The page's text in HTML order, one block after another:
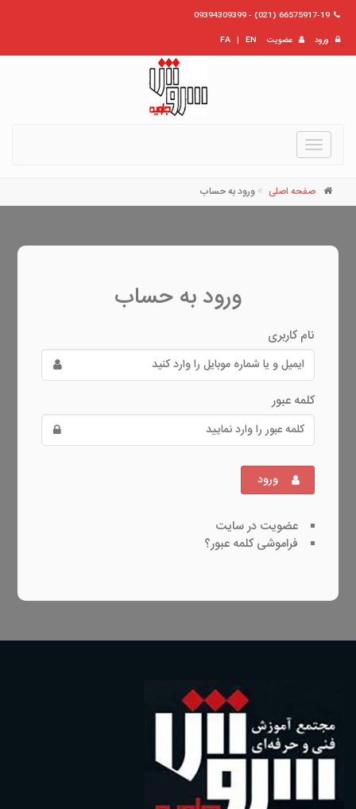
66575917-19 (021) - 09394309399
ورود
عضویت EN
|
FA
Toggle
navigation
صفحه اصلی ورود به حساب
ورود به حساب
نام کاربری
کلمه عبور
ورود
عضویت در سایت
فراموشی کلمه عبور؟